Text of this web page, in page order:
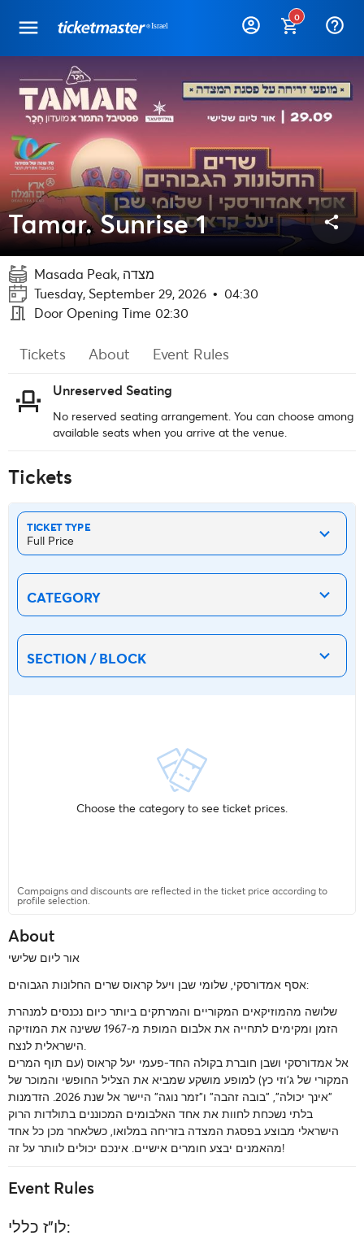
0 help_outline
Masada Peak, מצדה
Tuesday, September 29, 2026 • 04:30
meeting_room Door Opening Time 02:30
share
Tamar. Sunrise 1
Tickets About Event Rules
Unreserved Seating
No reserved seating arrangement. You can choose among
available seats when you arrive at the venue.
Tickets
Full Price
TICKET TYPE
CATEGORY
SECTION / BLOCK
Choose the category to see ticket prices.
Campaigns and discounts are reflected in the ticket price according to
profile selection.
About
אור ליום שלישי
אסף אמדורסקי, שלומי שבן ויעל קראוס שרים החלונות הגבוהים:
שלושה מהמוזיקאים המקוריים והמרתקים ביותר כיום נכנסים למנהרת
הזמן ומקימים לתחייה את אלבום המופת מ-1967 ששינה את המוזיקה
הישראלית לנצח.
אל אמדורסקי ושבן חוברת בקולה החד-פעמי יעל קראוס (עם תוף המרים
המקורי של ג'וזי כץ) למופע מושקע שמביא את הצליל החופשי והמוכר של
"אינך יכולה", "בובה זהבה" ו"זמר נוגה" היישר אל שנת 2026. הזדמנות
בלתי נשכחת לחוות את אחד האלבומים המכוננים בתולדות הרוק
הישראלי מבוצע בפסגת המצדה בזריחה במלואו, כשלאחר מכן כל אחד
מהאמנים יבצע חומרים אישיים. אינכם יכולים לוותר על זה!
Event Rules
לו"ז כללי: